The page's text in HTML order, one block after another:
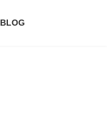
BLOG